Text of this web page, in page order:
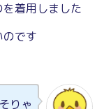
着用しました
です
りゃ